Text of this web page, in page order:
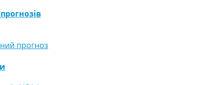
прогноз